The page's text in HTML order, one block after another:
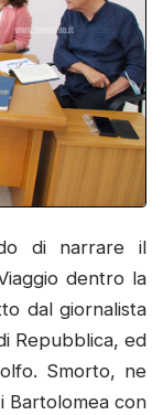
di narrare il
dentro la
dal giornalista
Repubblica, ed
Smorto, ne
Bartolomea con